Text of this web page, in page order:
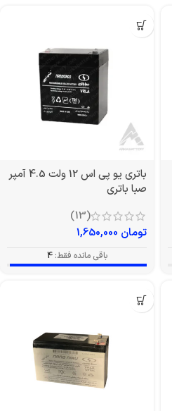
باتری یو پی اس 12 ولت 4.5 آمپر
صبا باتری
(13)
تومان
باقی مانده فقط: 4